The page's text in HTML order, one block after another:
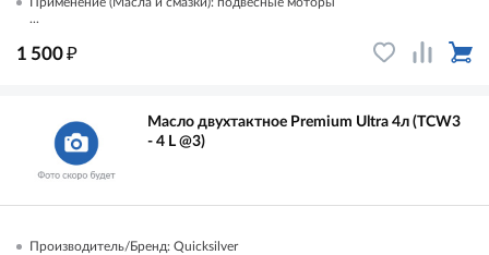
...
1 500₽
Масло двухтактное Premium Ultra 4л (TCW3
- 4 L @3)
Производитель/Бренд: Quicksilver